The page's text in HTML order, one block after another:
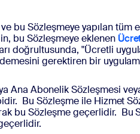
bu Sözleşmeye yapılan tüm
bu Sözleşmeye eklenen
doğrultusunda, "Ücretli
gerektiren bir
Ana Abonelik Sözleşmesi
Bu Sözleşme ile Hizmet
bu Sözleşme geçerlidir.